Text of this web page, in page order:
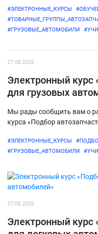
#ЭЛЕКТРОННЫЕ_КУРСЫ
#ГРУЗОВЫЕ_АВТОМОБИЛИ
27.08.2025
Электронный курс
для грузовых
Мы рады сообщить вам о
курса «Подбор
#ЭЛЕКТРОННЫЕ_КУРСЫ
#ГРУЗОВЫЕ_АВТОМОБИЛИ
27.08.2025
Электронный курс